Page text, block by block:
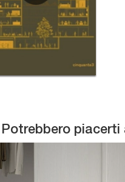
Potrebbero piacerti